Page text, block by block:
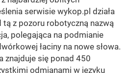
serwisie wykop.pl działa
tą z pozoru robotyczną nazwą
polegająca na podmianie
łaciny na nowe słowa.
znajduje się ponad 450
odmianami w języku